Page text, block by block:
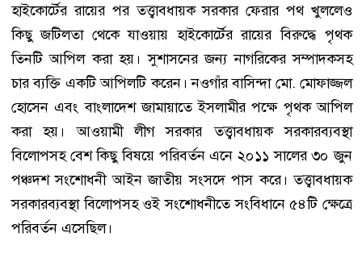
হাইকোর্টের রায়ের পর তত্ত্বাবধায়ক সরকার ফেরার পথ খুললেও
কিছু জটিলতা থেকে যাওয়ায় হাইকোর্টের রায়ের বিরুদ্ধে পৃথক
তিনটি আপিল করা হয়। সুশাসনের জন্য নাগরিকের সম্পাদকসহ
চার ব্যক্তি একটি আপিলটি করেন। নওগাঁর বাসিন্দা মো. মোফাজ্জল
হোসেন এবং বাংলাদেশ জামায়াতে ইসলামীর পক্ষে পৃথক আপিল
করা হয়। আওয়ামী লীগ সরকার তত্ত্বাবধায়ক সরকারব্যবস্থা
বিলোপসহ বেশ কিছু বিষয়ে পরিবর্তন এনে ২০১১ সালের ৩০ জুন
পঞ্চদশ সংশোধনী আইন জাতীয় সংসদে পাস করে। তত্ত্বাবধায়ক
সরকারব্যবস্থা বিলোপসহ ওই সংশোধনীতে সংবিধানে ৫৪টি ক্ষেত্রে
পরিবর্তন এসেছিল।